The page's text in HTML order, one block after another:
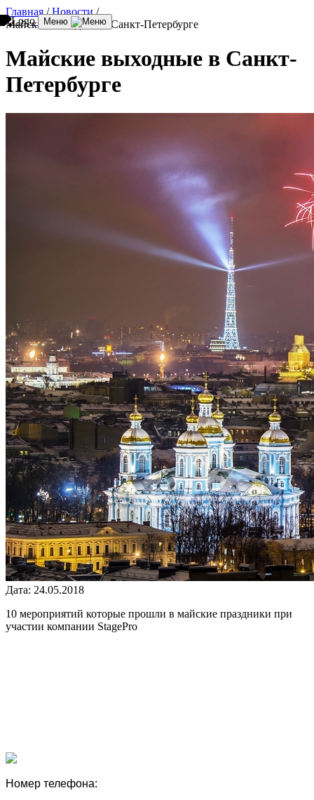
Меню
Главная / Новости /
Майские выходные в Санкт-Петербурге
Майские выходные в Санкт-
Петербурге
Дата: 24.05.2018
10 мероприятий которые прошли в майские праздники при
участии компании StagePro
Номер телефона: